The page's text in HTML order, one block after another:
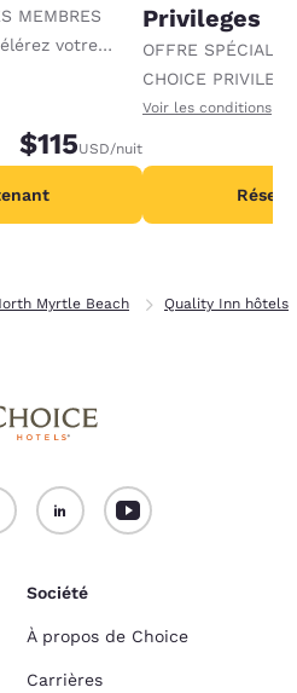
MEMBRES
votre
en
$115USD/nuit
Privileges
OFFRE SPÉCIALE
CHOICE
progression vers
par nuit.
Voir les conditions
Myrtle Beach Quality Inn hôtels
Société
À propos de Choice
Carrières